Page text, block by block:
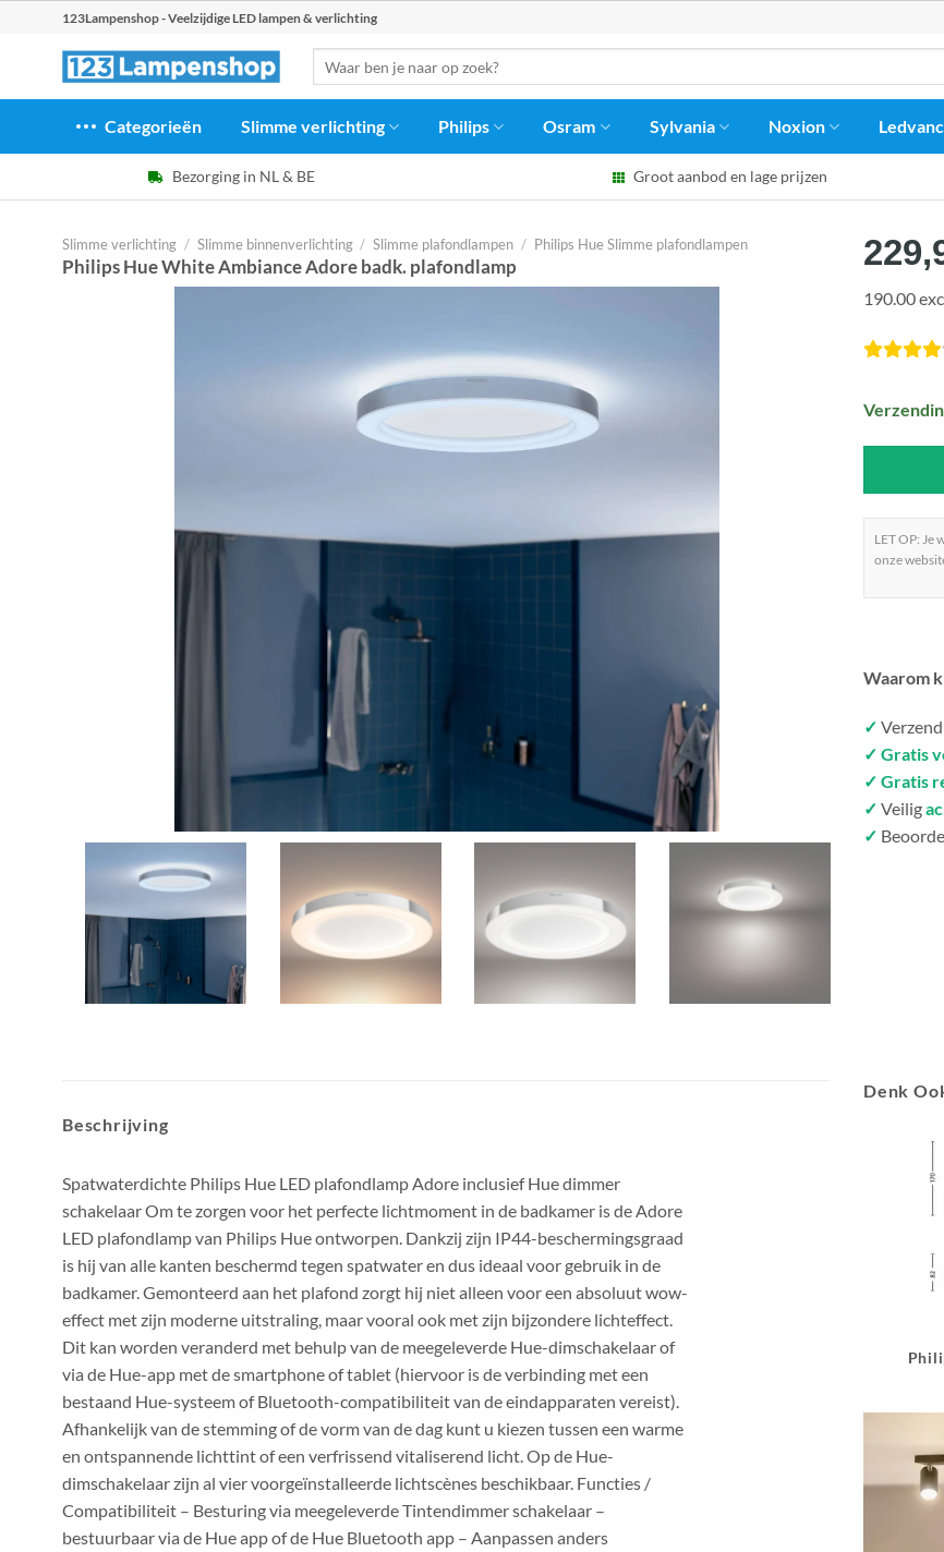
123Lampenshop - Veelzijdige LED lampen & verlichting
naar:
Categorieën Slimme verlichting Philips Osram Sylvania Noxion
Bezorging in NL & BE Groot aanbod en lage prijzen
Slimme verlichting / Slimme binnenverlichting / Slimme plafondlampen / Philips Hue Slimme plafondlampen
Philips Hue White Ambiance Adore badk. plafondlamp
190.00
LET OP:
onze
Waarom
✓
✓ Gratis
✓ Gratis
✓ Veilig
✓
Beschrijving
Spatwaterdichte Philips Hue LED plafondlamp Adore inclusief Hue dimmer
schakelaar Om te zorgen voor het perfecte lichtmoment in de badkamer is de Adore
LED plafondlamp van Philips Hue ontworpen. Dankzij zijn IP44-beschermingsgraad
is hij van alle kanten beschermd tegen spatwater en dus ideaal voor gebruik in de
badkamer. Gemonteerd aan het plafond zorgt hij niet alleen voor een absoluut wow-
effect met zijn moderne uitstraling, maar vooral ook met zijn bijzondere lichteffect.
Dit kan worden veranderd met behulp van de meegeleverde Hue-dimschakelaar of
via de Hue-app met de smartphone of tablet (hiervoor is de verbinding met een
bestaand Hue-systeem of Bluetooth-compatibiliteit van de eindapparaten vereist).
Afhankelijk van de stemming of de vorm van de dag kunt u kiezen tussen een warme
en ontspannende lichttint of een verfrissend vitaliserend licht. Op de Hue-
dimschakelaar zijn al vier voorgeïnstalleerde lichtscènes beschikbaar. Functies /
Compatibiliteit – Besturing via meegeleverde Tintendimmer schakelaar –
bestuurbaar via de Hue app of de Hue Bluetooth app – Aanpassen anders
Denk